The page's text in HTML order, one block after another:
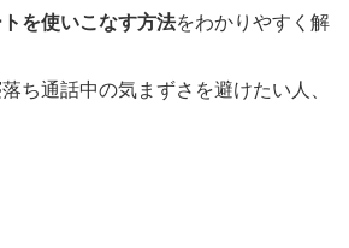
を使いこなす方法をわかりやすく解
ち通話中の気まずさを避けたい人、